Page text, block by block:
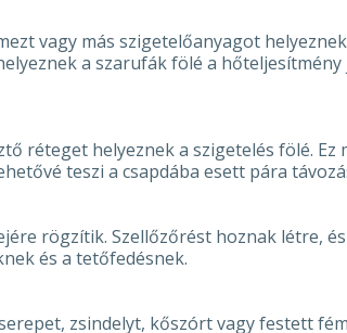
vagy más szigetelőanyagot
a szarufák fölé a hőteljesítmény
réteget helyeznek a szigetelés fölé. Ez
teszi a csapdába esett pára
rögzítik. Szellőzőrést hoznak létre,
és a tetőfedésnek.
zsindelyt, kőszórt vagy festett